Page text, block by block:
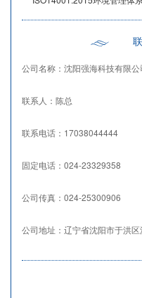
行中享有较高的声誉。多年
前、售后服务赢得了国内外
治区。公司产品种类齐全，
式/卧式管道离心泵、
技永远追求精益求精的良好品
公司名称：沈阳强海科技有限公
联系人：陈总
联系电话：17038044444
固定电话：024-23329358
公司传真：024-25300906
公司地址：辽宁省沈阳市于洪